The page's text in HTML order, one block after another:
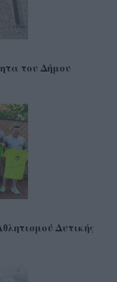
του Δήμου
Δυτικής